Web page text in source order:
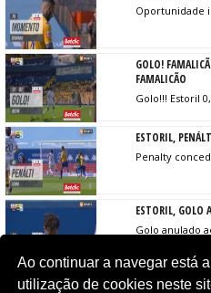
Ao continuar a navegar está
utilização de cookies neste
GOLO!
FAMALICÃO
ESTORIL,
ESTORIL, GOLO
FAMALICÃO,